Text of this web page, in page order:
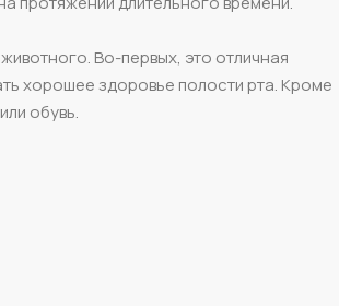
Во-первых, это отличная
хорошее здоровье полости рта. Кроме
обувь.